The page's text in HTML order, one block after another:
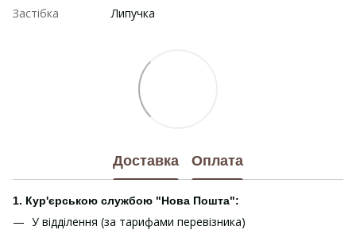
Застібка
Липучка
Доставка Оплата
1. Кур'єрською службою "Нова Пошта":
У відділення (за тарифами перевізника)